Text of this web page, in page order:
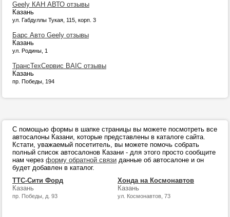
Geely КАН АВТО отзывы
Казань
ул. Габдуллы Тукая, 115, корп. 3
Барс Авто Geely отзывы
Казань
ул. Родины, 1
ТрансТехСервис BAIC отзывы
Казань
пр. Победы, 194
С помощью формы в шапке страницы вы можете посмотреть все
автосалоны Казани, которые представлены в каталоге сайта.
Кстати, уважаемый посетитель, вы можете помочь собрать
полный список автосалонов Казани - для этого просто сообщите
нам через форму обратной связи данные об автосалоне и он
будет добавлен в каталог.
ТТС-Сити Форд
Казань
пр. Победы, д. 93
Хонда на Космонавтов
Казань
ул. Космонавтов, 73